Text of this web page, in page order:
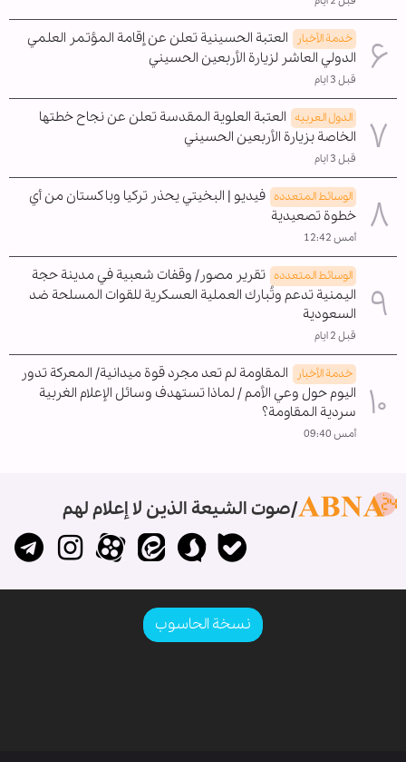
خدمة الأخبار
العتبة الحسينية تعلن عن إقامة المؤتمر العلمي
الدولي العاشر لزيارة الأربعين الحسيني
قبل 3 ايام
الدول العربیه العتبة العلوية المقدسة تعلن عن نجاح خطتها
الخاصة بزيارة الأربعين الحسيني
قبل 3 ايام
الوسائط المتعدده فيديو | البخيتي يحذر تركيا وباكستان من أي
خطوة تصعيدية
أمس 12:42
الوسائط المتعدده تقرير مصور/ وقفات شعبية في مدينة حجة
اليمنية تدعم وتُبارك العملية العسكرية للقوات المسلحة ضد
السعودية
قبل 2 ايام
خدمة الأخبار
المقاومة لم تعد مجرد قوة ميدانية/ المعركة تدور
اليوم حول وعي الأمم / لماذا تستهدف وسائل الإعلام الغربية
سردية المقاومة؟
أمس 09:40
صوت الشيعة الذين لا إعلام لهم
نسخة الحاسوب